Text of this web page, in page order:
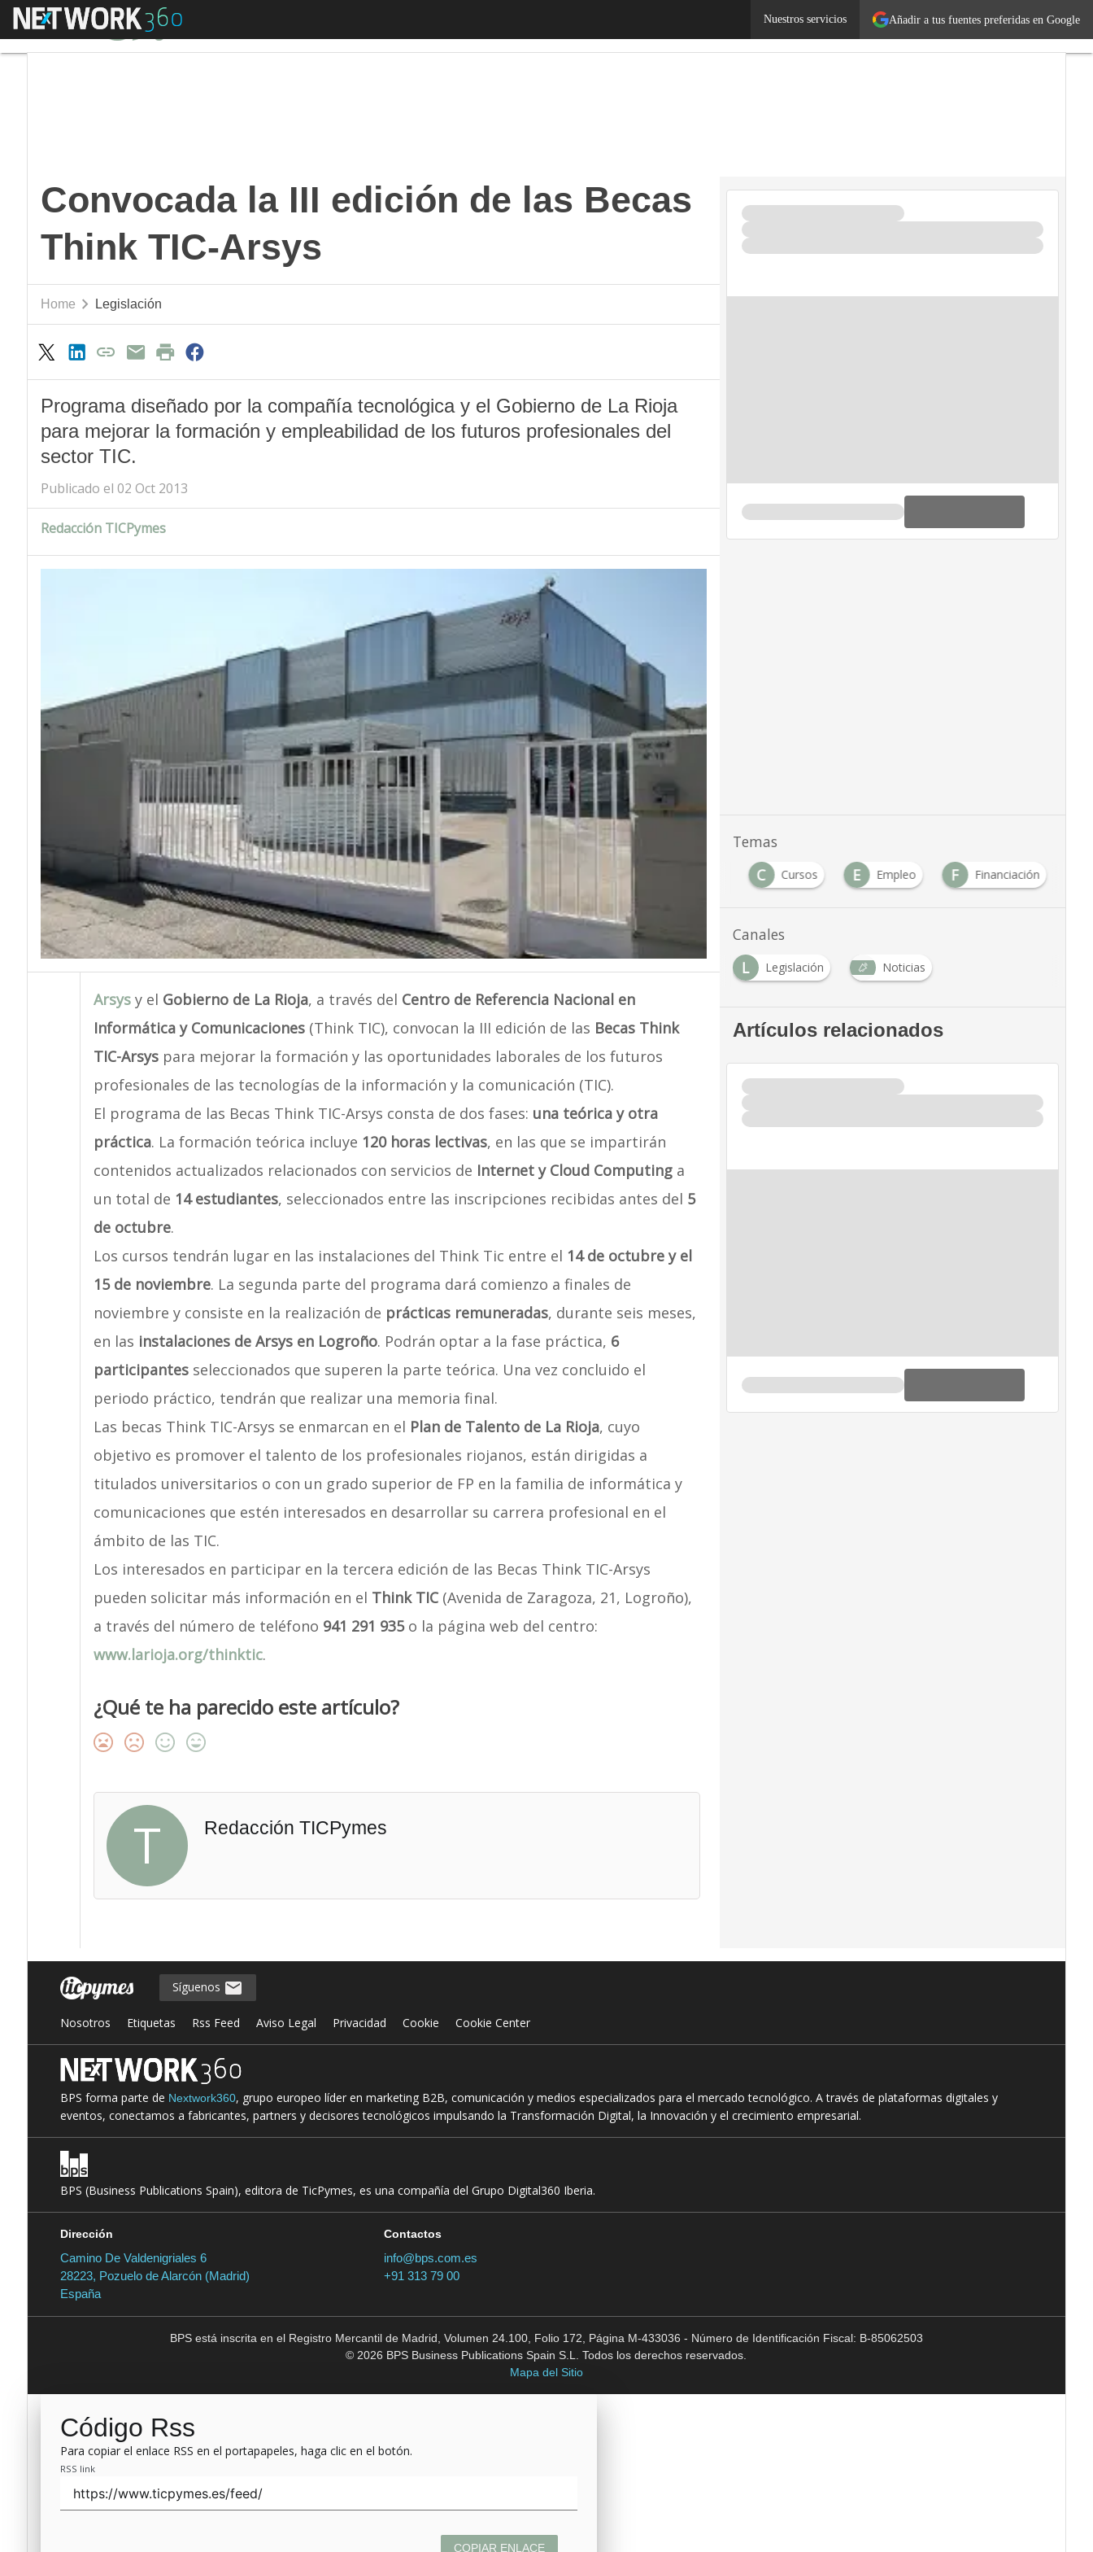
Añadir a tus fuentes preferidas en Google
Nuestros servicios
Menú LegislaciónTecnología
Convocada la III edición de las Becas
Think TIC-Arsys
Home Legislación
Programa diseñado por la compañía tecnológica y el Gobierno de La Rioja
para mejorar la formación y empleabilidad de los futuros profesionales del
sector TIC.
Publicado el 02 Oct 2013
Redacción TICPymes
Arsysy el Gobierno de La Rioja, a través del Centro de Referencia Nacional en
Informática y Comunicaciones(Think TIC), convocan la III edición de las Becas Think
TIC-Arsyspara mejorar la formación y las oportunidades laborales de los futuros
profesionales de las tecnologías de la información y la comunicación (TIC).
El programa de las Becas Think TIC-Arsys consta de dos fases: una teórica y otra
práctica. La formación teórica incluye 120 horas lectivas, en las que se impartirán
contenidos actualizados relacionados con servicios de Internet y Cloud Computinga
un total de 14 estudiantes, seleccionados entre las inscripciones recibidas antes del 5
de octubre.
Los cursos tendrán lugar en las instalaciones del Think Tic entre el 14 de octubre y el
15 de noviembre. La segunda parte del programa dará comienzo a finales de
noviembre y consiste en la realización de prácticas remuneradas, durante seis meses,
en las instalaciones de Arsys en Logroño. Podrán optar a la fase práctica, 6
participantesseleccionados que superen la parte teórica. Una vez concluido el
periodo práctico, tendrán que realizar una memoria final.
Las becas Think TIC-Arsys se enmarcan en el Plan de Talento de La Rioja, cuyo
objetivo es promover el talento de los profesionales riojanos, están dirigidas a
titulados universitarios o con un grado superior de FP en la familia de informática y
comunicaciones que estén interesados en desarrollar su carrera profesional en el
ámbito de las TIC.
Los interesados en participar en la tercera edición de las Becas Think TIC-Arsys
pueden solicitar más información en el Think TIC(Avenida de Zaragoza, 21, Logroño),
a través del número de teléfono 941 291 935o la página web del centro:
www.larioja.org/thinktic.
¿Qué te ha parecido este artículo?
T Redacción TICPymes
Temas
C Cursos E Empleo F Financiación
Canales
L
Legislación Noticias
Artículos relacionados
Síguenos
Nosotros Etiquetas Rss Feed Aviso Legal Privacidad Cookie Cookie Center
BPS forma parte de Nextwork360, grupo europeo líder en marketing B2B, comunicación y medios especializados para el mercado tecnológico. A través de plataformas digitales y
eventos, conectamos a fabricantes, partners y decisores tecnológicos impulsando la Transformación Digital, la Innovación y el crecimiento empresarial.
BPS (Business Publications Spain), editora de TicPymes, es una compañía del Grupo Digital360 Iberia.
Dirección
Camino De Valdenigriales 6
28223, Pozuelo de Alarcón (Madrid)
España
Contactos
info@bps.com.es
+91 313 79 00
BPS está inscrita en el Registro Mercantil de Madrid, Volumen 24.100, Folio 172, Página M-433036 - Número de Identificación Fiscal: B-85062503
© 2026 BPS Business Publications Spain S.L. Todos los derechos reservados.
Mapa del Sitio
Código Rss
Para copiar el enlace RSS en el portapapeles, haga clic en el botón.
RSS link
COPIAR ENLACE